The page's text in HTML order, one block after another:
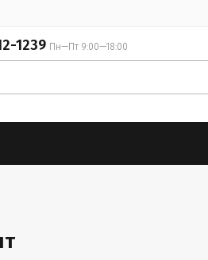
1239 Пн—Пт 9:00—18:00